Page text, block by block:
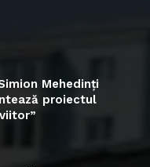
Mehedinți
proiectul